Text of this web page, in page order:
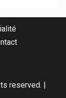
reserved.